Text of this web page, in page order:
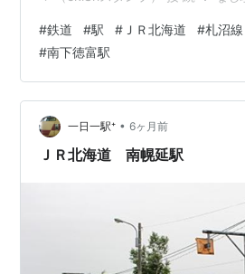
日所在地 ： 北海道樺戸郡新十津川
８月 ランキング参加中駅・駅舎ラ
ンキング参加中鉄道趣味 ランキン
#鉄道 #駅 # ＪＲ北海道 #札沼線
#南下徳富駅
一日一駅⁺ • 6ヶ月前
ＪＲ北海道 南幌延駅